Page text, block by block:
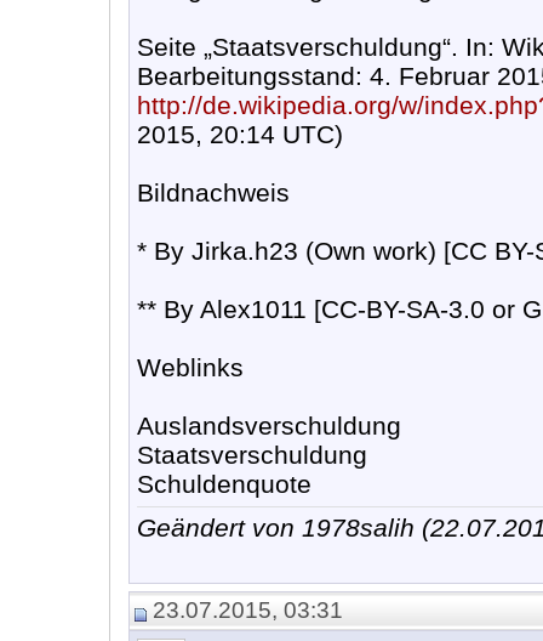
Seite „Staatsverschuldung“. In:
Bearbeitungsstand: 4. Februar
http://de.wikipedia.org/w/
2015, 20:14 UTC)
Bildnachweis
* By Jirka.h23 (Own work) [CC
** By Alex1011 [CC-BY-SA-3.0 or
Weblinks
Auslandsverschuldung
Staatsverschuldung
Schuldenquote
Geändert von 1978salih
23.07.2015, 03:31